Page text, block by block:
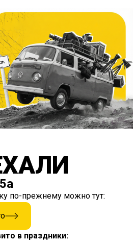
по-прежнему можно тут:
в праздники: